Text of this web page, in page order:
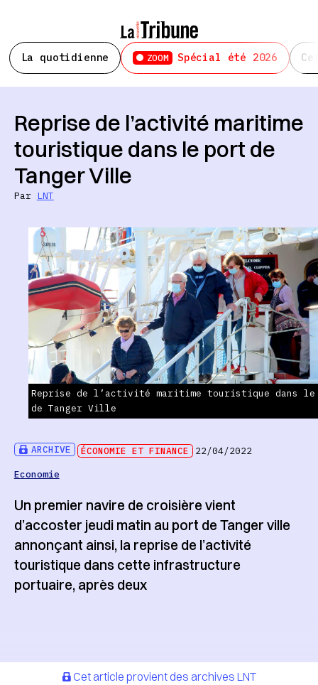
La quotidienne ZOOM Spécial été 2026
ARCHIVE ÉCONOMIE ET FINANCE
22/04/2022
Economie
Reprise de l’activité maritime
touristique dans le port de
Tanger Ville
Par LNT
Reprise de l’activité maritime touristique dans
de Tanger Ville
Un premier navire de croisière vient
d’accoster jeudi matin au port de Tanger ville
annonçant ainsi, la reprise de l’activité
touristique dans cette infrastructure
portuaire, après deux
Cet article provient des archives LNT